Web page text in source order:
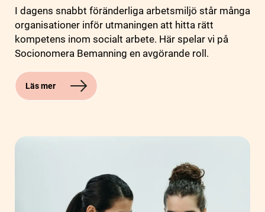
I dagens snabbt föränderliga arbetsmiljö står många
organisationer inför utmaningen att hitta rätt
kompetens inom socialt arbete. Här spelar vi på
Socionomera Bemanning en avgörande roll.
Läs mer